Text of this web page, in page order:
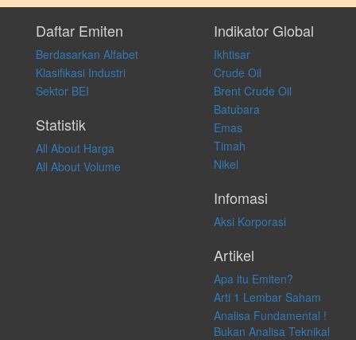
pribadi. Kami tidak memberi anjuran, saran, rekomendasi untuk
membeli, menjual atau melakukan aktivitas lain yang terkait dengan
transaksi perdagangan apapun, dan kami tidak bertanggung jawab
atas keputusan investasi yang dilakukan dalam kondisi dan situasi
apapun juga, yang diakibatkan secara langsung maupun tidak
langsung atas konten pada website ini.
Daftar Emiten
Berdasarkan Alfabet
Klasifikasi Industri
Sektor BEI
Statistik
All About Harga
All About Volume
Indikator Global
Ikhtisar
Crude Oil
Brent Crude Oil
Batubara
Emas
Timah
Nikel
Infomasi
Aksi Korporasi
Artikel
Apa itu Emiten?
Arti 1 Lembar Saham
Analisa Fundamental !
Bukan Analisa Teknikal